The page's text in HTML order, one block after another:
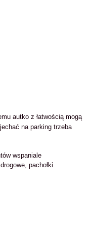
autko z łatwością mogą
na parking trzeba
wspaniale
pachołki.